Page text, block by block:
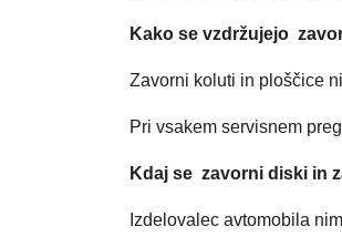
Kako se vzdržujejo
Zavorni koluti in ploščice
Pri vsakem servisnem
Kdaj se zavorni diski in
Izdelovalec avtomobila